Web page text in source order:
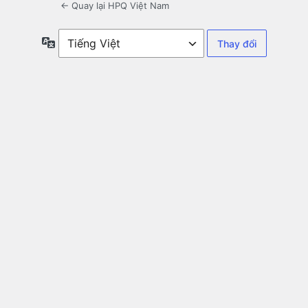
← Quay lại HPQ Việt Nam
Ngôn
ngữ